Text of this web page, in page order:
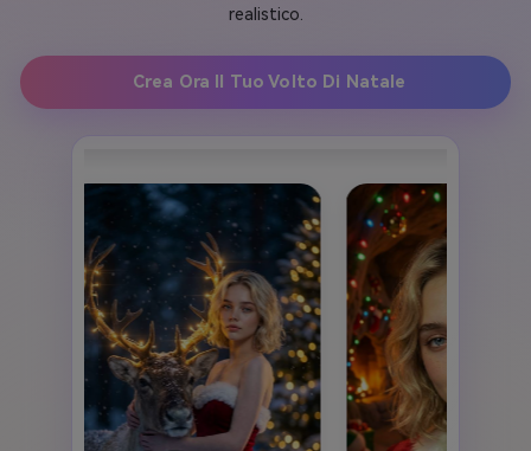
realistico.
Crea Ora Il Tuo Volto Di Natale